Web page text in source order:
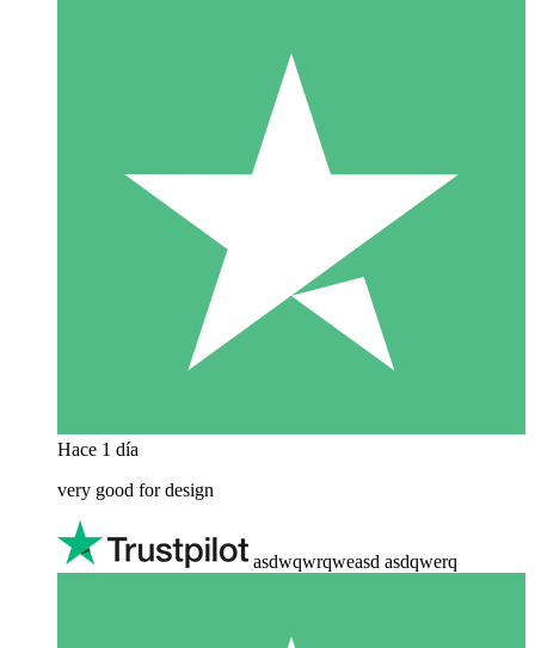
Hace 1 día
very good for design
asdwqwrqweasd asdqwerq